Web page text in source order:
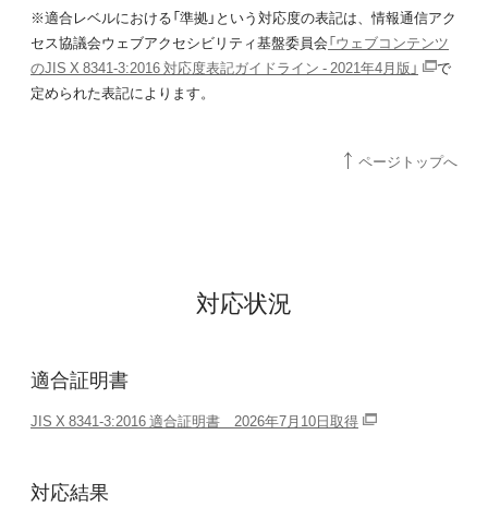
※適合レベルにおける「準拠」という対応度の表記は、情報通信アク
セス協議会ウェブアクセシビリティ基盤委員会「ウェブコンテンツ
のJIS X 8341-3:2016 対応度表記ガイドライン - 2021年4月版」
で
定められた表記によります。
ページトップへ
対応状況
適合証明書
JIS X 8341-3:2016 適合証明書 2026年7月10日取得
対応結果